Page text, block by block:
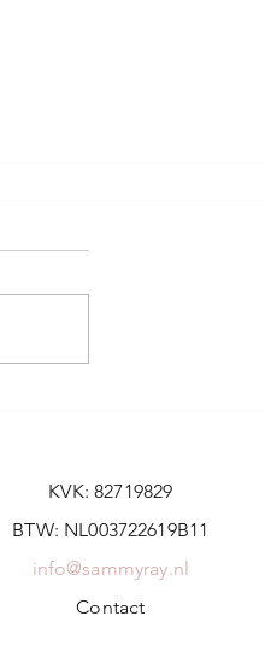
nooit te vergeten
KVK: 82719829
BTW: NL003722619B11
info@sammyray.nl
Contact